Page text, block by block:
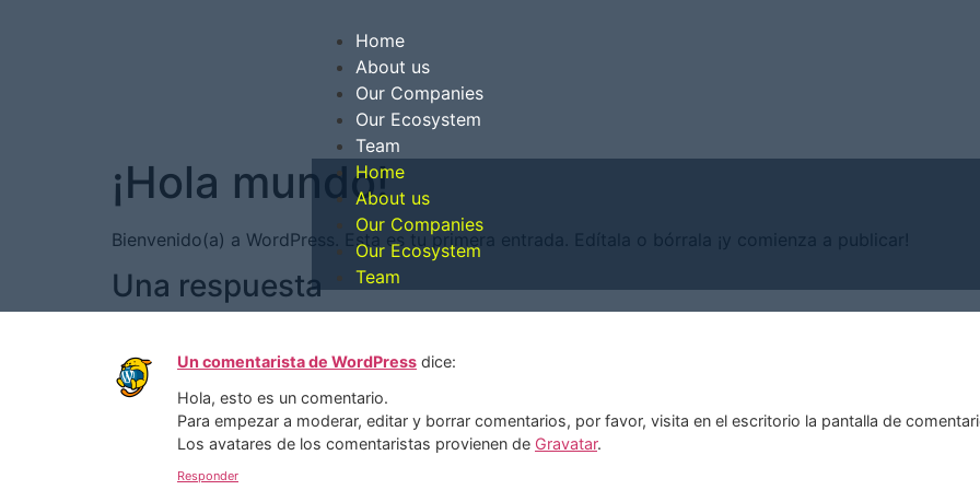
Home
About us
Our Companies
Our Ecosystem
Team
Home
About us
Our Companies
Our Ecosystem
Team
¡Hola mundo!
Bienvenido(a) a WordPress. Esta es tu primera entrada. Edítala o bórrala ¡y comienza a publicar!
Una respuesta
Un comentarista de WordPress dice:
Hola, esto es un comentario.
Para empezar a moderar, editar y borrar comentarios, por favor, visita en el escritorio la pantalla de
Los avatares de los comentaristas provienen de Gravatar.
Responder